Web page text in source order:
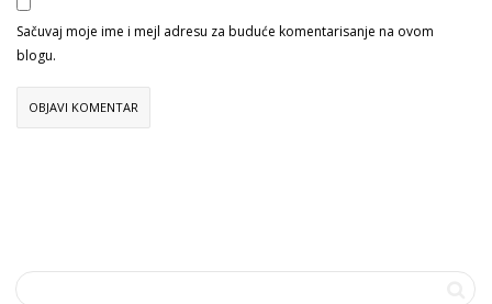
Sačuvaj moje ime i mejl adresu za buduće komentarisanje na ovom
blogu.